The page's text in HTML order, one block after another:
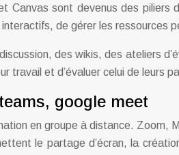
Canvas sont devenus des
de gérer les ressources
des wikis, des ateliers
travail et d’évaluer celui de leurs
google meet
en groupe à distance.
le partage d’écran, la